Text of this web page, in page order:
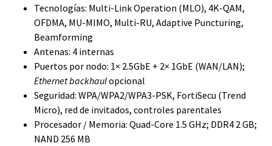
Tecnologías: Multi-Link Operation (MLO), 4K-QAM,
OFDMA, MU-MIMO, Multi-RU, Adaptive Puncturing,
Beamforming
Antenas: 4 internas
Puertos por nodo: 1× 2.5GbE + 2× 1GbE (WAN/LAN);
Ethernet backhaulopcional
Seguridad: WPA/WPA2/WPA3-PSK, FortiSecu (Trend
Micro), red de invitados, controles parentales
Procesador / Memoria: Quad-Core 1.5 GHz; DDR4 2 GB;
NAND 256 MB